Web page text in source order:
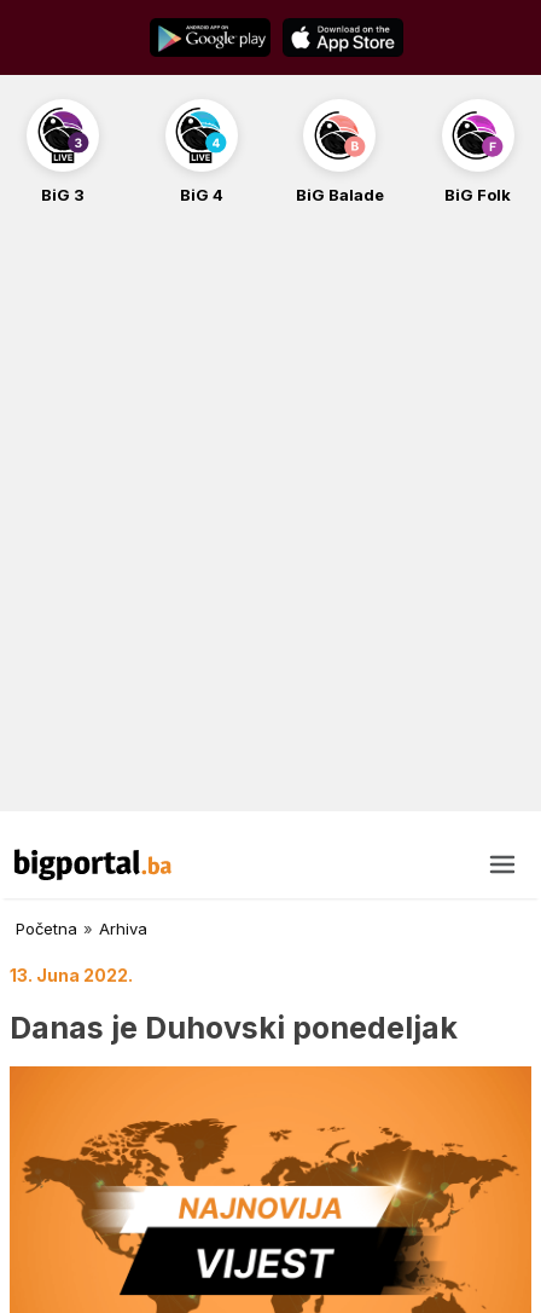
content
BiG 3 BiG 4 BiG Balade BiG Folk
Početna » Arhiva
13. Juna 2022.
Danas je Duhovski ponedeljak